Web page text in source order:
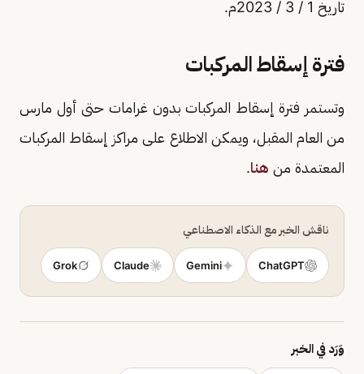
تاريخ 1 / 3 / 2023م.
فترة إسقاط المركبات
وتستمر فترة إسقاط المركبات بدون غرامات حتى أول مارس
من العام المقبل، ويمكن الاطلاع على مراكز إسقاط المركبات
المعتمدة من هنا.
ناقش الخبر مع الذكاء الاصطناعي
ChatGPT
Gemini
Claude
Grok
وَرَد في الخبر